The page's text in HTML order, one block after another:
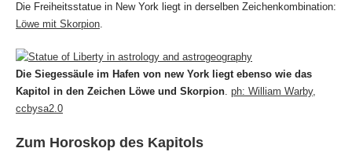
Die Freiheitsstatue in New York liegt in derselben Zeichenkombination:
Löwe mit Skorpion.
Die Siegessäule im Hafen von new York liegt ebenso wie das
Kapitol in den Zeichen Löwe und Skorpion. ph: William Warby,
ccbysa2.0
Zum Horoskop des Kapitols